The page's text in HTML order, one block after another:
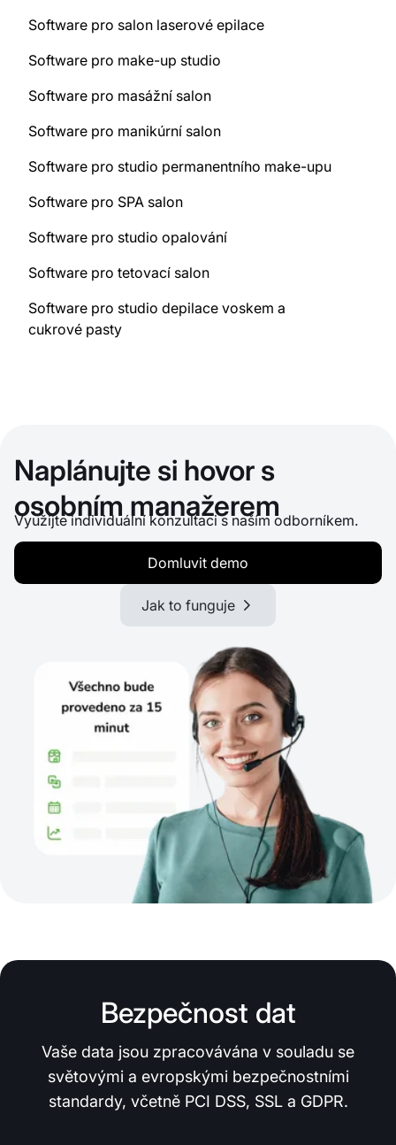
Software pro salon laserové epilace
Software pro make-up studio
Software pro masážní salon
Software pro manikúrní salon
Software pro studio permanentního make-upu
Software pro SPA salon
Software pro studio opalování
Software pro tetovací salon
Software pro studio depilace voskem a
cukrové pasty
Naplánujte si hovor s
osobním manažerem
Využijte individuální konzultaci s naším odborníkem.
Domluvit demo
Jak to funguje
Bezpečnost dat
Vaše data jsou zpracovávána v souladu se
světovými a evropskými bezpečnostními
standardy, včetně PCI DSS, SSL a GDPR.